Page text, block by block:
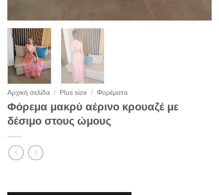
Αρχική σελίδα / Plus size / Φορέματα
Φόρεμα μακρύ αέρινο κρουαζέ με
δέσιμο στους ώμους